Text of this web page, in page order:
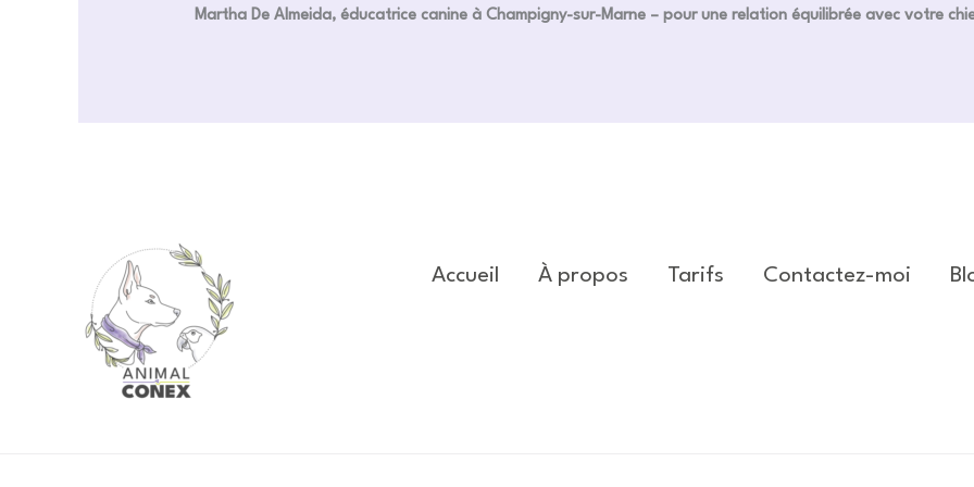
Martha De Almeida, éducatrice canine à Champigny-sur-Marne – pour une relation équilibrée avec votre
Accueil À propos Tarifs Contactez-moi